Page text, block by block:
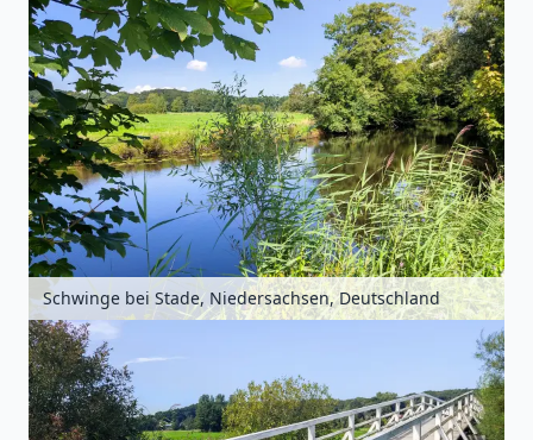
Schwinge bei Stade, Niedersachsen, Deutschland